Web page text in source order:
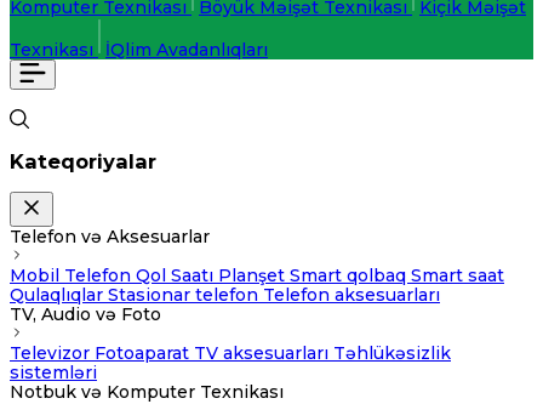
Komputer Texnikası
Böyük Məişət Texnikası
Kiçik Məişət
Texnikası
İQlim Avadanlıqları
Kateqoriyalar
Telefon və Aksesuarlar
Mobil Telefon Qol Saatı Planşet Smart qolbaq Smart saat
Qulaqlıqlar Stasionar telefon Telefon aksesuarları
TV, Audio və Foto
Televizor Fotoaparat TV aksesuarları Təhlükəsizlik
sistemləri
Notbuk və Komputer Texnikası